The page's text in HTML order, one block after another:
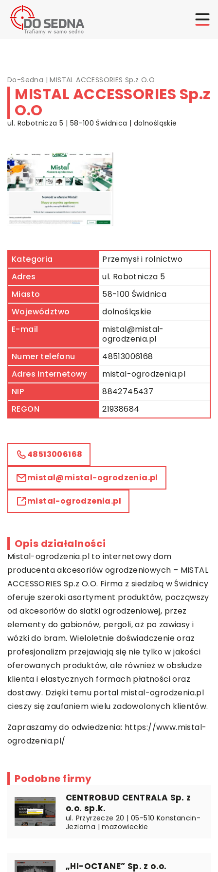
Do-Sedna |MISTAL ACCESSORIES Sp.z O.O
MISTAL ACCESSORIES Sp.z
O.O
ul. Robotnicza 5 | 58-100 Świdnica | dolnośląskie
Kategoria
Przemysł i rolnictwo
Adres
ul. Robotnicza 5
Miasto
58-100 Świdnica
Województwo
dolnośląskie
E-mail
mistal@mistal-
ogrodzenia.pl
Numer telefonu
48513006168
Adres internetowy
mistal-ogrodzenia.pl
NIP
8842745437
REGON
21938684
48513006168
mistal@mistal-ogrodzenia.pl
mistal-ogrodzenia.pl
Opis działalności
Mistal-ogrodzenia.pl to internetowy dom
producenta akcesoriów ogrodzeniowych – MISTAL
ACCESSORIES Sp.z O.O. Firma z siedzibą w Świdnicy
oferuje szeroki asortyment produktów, począwszy
od akcesoriów do siatki ogrodzeniowej, przez
elementy do gabionów, pergoli, aż po zawiasy i
wózki do bram. Wieloletnie doświadczenie oraz
profesjonalizm przejawiają się nie tylko w jakości
oferowanych produktów, ale również w obsłudze
klienta i elastycznych formach płatności oraz
dostawy. Dzięki temu portal mistal-ogrodzenia.pl
cieszy się zaufaniem wielu zadowolonych klientów.
Zapraszamy do odwiedzenia: https://www.mistal-
ogrodzenia.pl/
Podobne firmy
CENTROBUD CENTRALA Sp. z
o.o. sp.k.
ul. Przyrzecze 20 | 05-510 Konstancin-
Jeziorna | mazowieckie
„HI-OCTANE” Sp. z o.o.